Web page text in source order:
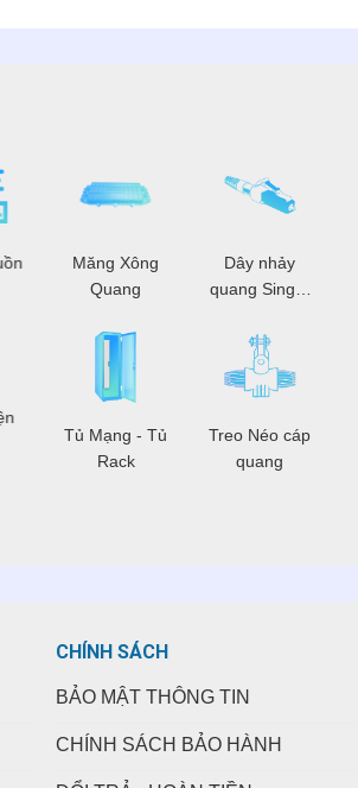
Măng Xông
Quang
Tủ Mạng - Tủ
Rack
Dây nhảy
quang Single
Treo Néo cáp
quang
CHÍNH SÁCH
BẢO MẬT THÔNG TIN
CHÍNH SÁCH BẢO HÀNH